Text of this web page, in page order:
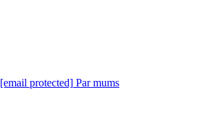
[email protected] Par mums